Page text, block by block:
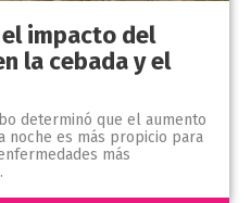
impacto del
la cebada y el
determinó que el aumento
es más propicio para
más